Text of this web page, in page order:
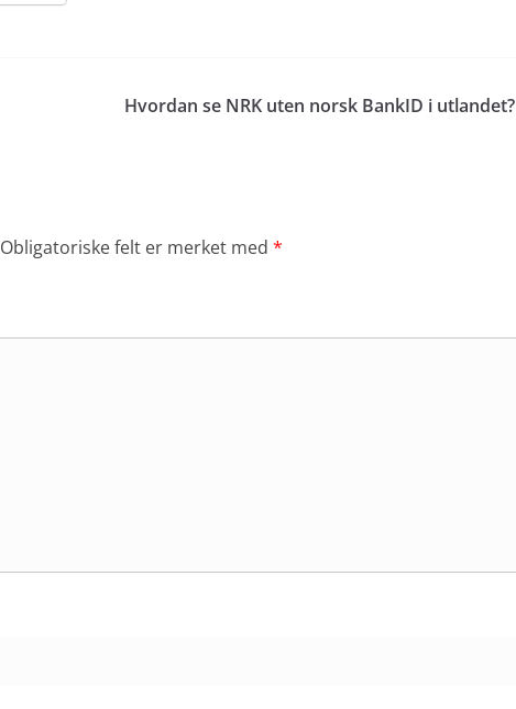
Hvordan se NRK uten norsk BankID i utlandet?
Obligatoriske felt er merket med *